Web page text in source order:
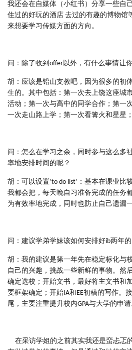
我还会在自媒体（小红书）分享一些自
住过的好玩的酒店 去过的有趣的博物馆
来想要学习传媒方面的方向。
问：除了收到offer以外，有什么事情让
胡：应该是铅山支教吧，因为很多的初
生的。其中包括：第一次去上饶这座城
活动；第一次与高中的同学合作；第一
一次走山路上学；第一次看篝火和星星
问：怎么在学习之余，同时参与这么多
率地安排时间的呢？
胡：可以设置’to do list’：基本在课业比
我都会把，每天晚自习准备完成的任务
为有效率地完成，同时也防止自己遗漏
问：建议学弟学妹该如何安排好ib两年
胡：我的建议是第一年先在稳定标化与
自己的兴趣，挑战一些新鲜的事物。然
确定选校；开始文书，最好将主文书和
要框架确定；开始IA和EE初稿的写作。
尾，主要注重提升校内GPA与大学的申请
在采访学姐的之前其实我还是蛮忐忑